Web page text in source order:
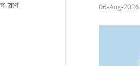
ত্রাণ
06-Aug-2026